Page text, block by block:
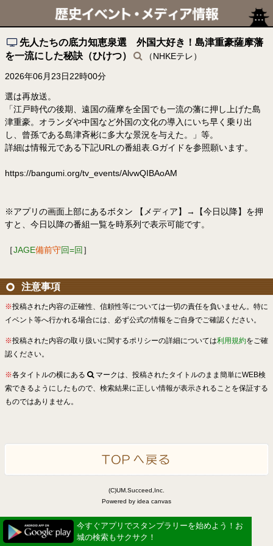
先人たちの底力知恵泉選 外国大好き！島津重豪薩摩藩
を一流にした秘訣（ひけつ）
（NHKEテレ）
2026年06月23日22時00分
選は再放送。
「江戸時代の後期、遠国の薩摩を全国でも一流の藩に押し上げた島
津重豪。オランダや中国など外国の文化の導入にいち早く乗り出
し、曾孫である島津斉彬に多大な景況を与えた。」等。
詳細は情報元である下記URLの番組表.Gガイドを参照願います。
https://bangumi.org/tv_events/AlvwQIBAoAM
※アプリの画面上部にあるボタン 【メディア】→【今日以降】を押
すと、今日以降の番組一覧を時系列で表示可能です。
［JAGE備前守回=回 ］
注意事項
※投稿された内容の正確性、信頼性等については一切の責任を負いません。特に
イベント等へ行かれる場合には、必ず公式の情報をご自身でご確認ください。
※投稿された内容の取り扱いに関するポリシーの詳細については利用規約をご確
認ください。
※各タイトルの横にある
マークは、投稿されたタイトルのまま簡単にWEB検
索できるようにしたもので、検索結果に正しい情報が表示されることを保証する
ものではありません。
(C)UM.Succeed,Inc.
Powered by idea canvas
今すぐアプリでスタンプラリーを始めよう！お
城の検索もサクサク！